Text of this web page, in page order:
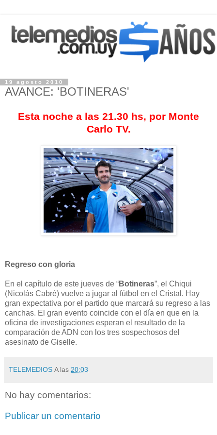
19 agosto 2010
AVANCE: 'BOTINERAS'
Esta noche a las 21.30 hs, por Monte
Carlo TV.
Regreso con gloria
En el capítulo de este jueves de “Botineras”, el Chiqui
(Nicolás Cabré) vuelve a jugar al fútbol en el Cristal. Hay
gran expectativa por el partido que marcará su regreso a las
canchas. El gran evento coincide con el día en que en la
oficina de investigaciones esperan el resultado de la
comparación de ADN con los tres sospechosos del
asesinato de Giselle.
TELEMEDIOS A las 20:03
No hay comentarios:
Publicar un comentario